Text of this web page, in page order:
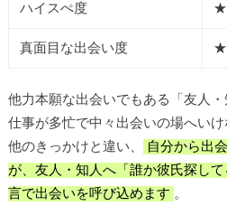
ハイスぺ度
真面目な出会い度
他力本願な出会いでもある「友人・
仕事が多忙で中々出会いの場へいけ
他のきっかけと違い、
自分から出
が、友人・知人へ「誰か彼氏探し
言で出会いを呼び込めます 。